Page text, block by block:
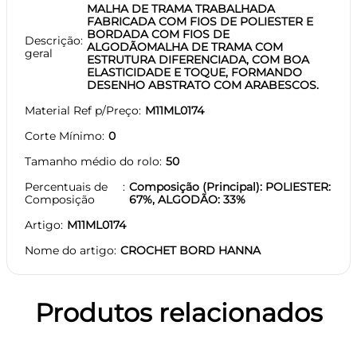
Descrição
geral
MALHA DE TRAMA TRABALHADA
FABRICADA COM FIOS DE POLIESTER E
BORDADA COM FIOS DE
ALGODÃOMALHA DE TRAMA COM
ESTRUTURA DIFERENCIADA, COM BOA
ELASTICIDADE E TOQUE, FORMANDO
DESENHO ABSTRATO COM ARABESCOS.
Material Ref p/Preço M11ML0174
Corte Mínimo 0
Tamanho médio do rolo 50
Percentuais de
Composição
Composição (Principal): POLIESTER:
67%, ALGODÃO: 33%
Artigo M11ML0174
Nome do artigo CROCHET BORD HANNA
Produtos relacionados